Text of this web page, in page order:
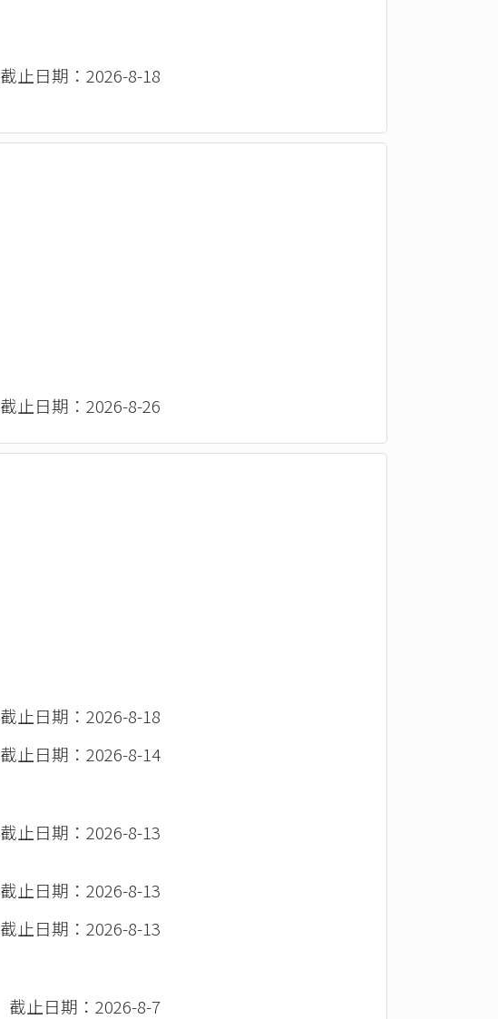
截止日期：2026-8-18
截止日期：2026-8-26
截止日期：2026-8-18
截止日期：2026-8-14
截止日期：2026-8-13
截止日期：2026-8-13
截止日期：2026-8-13
截止日期：2026-8-7